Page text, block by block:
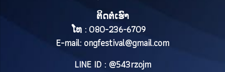
ຕິດຕໍ່ເຮົາ
ໂທ : 080-236-6709
E-mail: ongfestival@gmail.com
LINE ID : @543rzojm